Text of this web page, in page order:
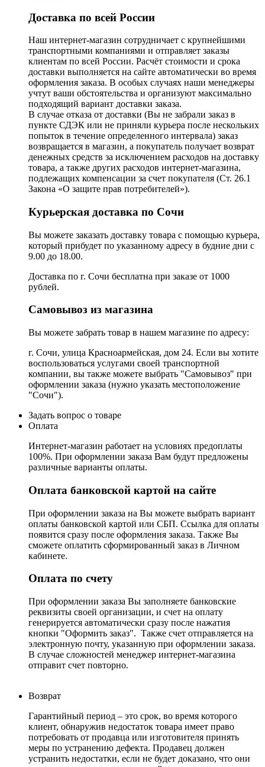
Доставка по всей России
Наш интернет-магазин сотрудничает с крупнейшими
транспортными компаниями и отправляет заказы
клиентам по всей России. Расчёт стоимости и срока
доставки выполняется на сайте автоматически во время
оформления заказа. В особых случаях наши менеджеры
учтут ваши обстоятельства и организуют максимально
подходящий вариант доставки заказа.
В случае отказа от доставки (Вы не забрали заказ в
пункте СДЭК или не приняли курьера после нескольких
попыток в течение определенного интервала) заказ
возвращается в магазин, а покупатель получает возврат
денежных средств за исключением расходов на доставку
товара, а также других расходов интернет-магазина,
подлежащих компенсации за счет покупателя (Ст. 26.1
Закона «О защите прав потребителей»).
Курьерская доставка по Сочи
Вы можете заказать доставку товара с помощью курьера,
который прибудет по указанному адресу в будние дни с
9.00 до 18.00.
Доставка по г. Сочи бесплатна при заказе от 1000
рублей.
Самовывоз из магазина
Вы можете забрать товар в нашем магазине по адресу:
г. Сочи, улица Красноармейская, дом 24. Если вы хотите
воспользоваться услугами своей транспортной
компании, вы также можете выбрать "Самовывоз" при
оформлении заказа (нужно указать местоположение
"Сочи").
Задать вопрос о товаре
Оплата
Интернет-магазин работает на условиях предоплаты
100%. При оформлении заказа Вам будут предложены
различные варианты оплаты.
Оплата банковской картой на сайте
При оформлении заказа на Вы можете выбрать вариант
оплаты банковской картой или СБП. Ссылка для оплаты
появится сразу после оформления заказа. Также Вы
сможете оплатить сформированный заказ в Личном
кабинете.
Оплата по счету
При оформлении заказа Вы заполняете банковские
реквизиты своей организации, и счет на оплату
генерируется автоматически сразу после нажатия
кнопки "Оформить заказ". Также счет отправляется на
электронную почту, указанную при оформлении заказа.
В случае сложностей менеджер интернет-магазина
отправит счет повторно.
Возврат
Гарантийный период – это срок, во время которого
клиент, обнаружив недостаток товара имеет право
потребовать от продавца или изготовителя принять
меры по устранению дефекта. Продавец должен
устранить недостатки, если не будет доказано, что они